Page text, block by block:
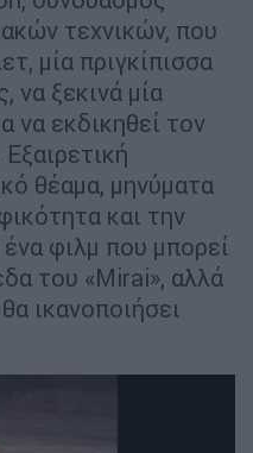
τεχνικών, που
μία πριγκίπισσα
να ξεκινά μία
να εκδικηθεί τον
θέαμα, μηνύματα
και την
φιλμ που μπορεί
του «Mirai», αλλά
ικανοποιήσει